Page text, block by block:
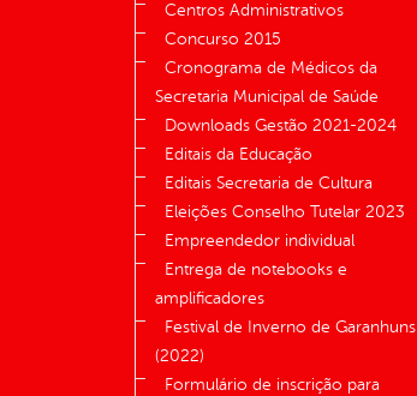
Centros Administrativos
Concurso 2015
Cronograma de Médicos da
Secretaria Municipal de Saúde
Downloads Gestão 2021-2024
Editais da Educação
Editais Secretaria de Cultura
Eleições Conselho Tutelar 2023
Empreendedor individual
Entrega de notebooks e
amplificadores
Festival de Inverno de Garanhuns
(2022)
Formulário de inscrição para